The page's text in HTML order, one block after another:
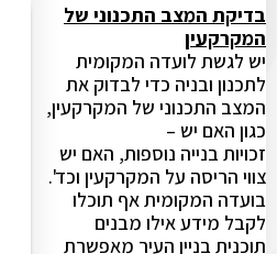
בדיקת המצב התכנוני של
המקרקעין
יש לגשת לועדה המקומית
לתכנון ובניה כדי לבדוק את
המצב התכנוני של המקרקעין,
כגון האם יש –
זכויות בנייה נוספות, האם יש
צווי הריסה על המקרקעין וכד'.
בועדה המקומית אף תוכלו
לקבל מידע אילו מבנים
תוכנית בניין העיר מאפשרת